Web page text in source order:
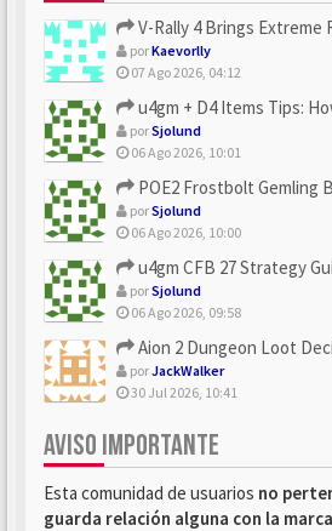
V-Rally 4 Brings Extreme Rally
porKaevorlly
07 Ago 2026, 04:12
u4gm + D4 Items Tips: How Smart
porSjolund
06 Ago 2026, 10:01
POE2 Frostbolt Gemling Builds Get
porSjolund
06 Ago 2026, 10:00
u4gm CFB 27 Strategy Guide: The
porSjolund
06 Ago 2026, 09:58
Aion 2 Dungeon Loot
porJackWalker
30 Jul 2026, 10:41
AVISO IMPORTANTE
Esta comunidad de usuarios no
guarda relación alguna con la